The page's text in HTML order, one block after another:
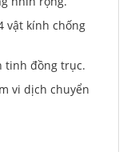
vật kính chống
tinh đồng trục.
vi dịch chuyển